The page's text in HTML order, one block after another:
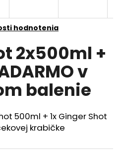
hodnotenia
2x500ml +
v
balenie
500ml + 1x Ginger Shot
krabičke